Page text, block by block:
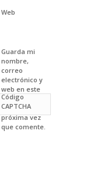
Web
Guarda mi
nombre,
correo
electrónico y
web en este
navegador
para la
próxima vez
que comente.
Código
CAPTCHA